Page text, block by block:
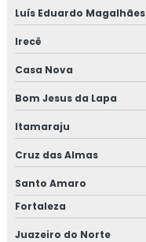
Luís Eduardo Magalhães
Irecê
Casa Nova
Bom Jesus da Lapa
Itamaraju
Cruz das Almas
Santo Amaro
Fortaleza
Juazeiro do Norte